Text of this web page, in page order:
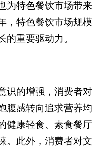
为特色餐饮市场带来
，特色餐饮市场规模
重要驱动力。
识的增强，消费者对
腹感转向追求营养均
健康轻食、素食餐厅
。此外，消费者对文